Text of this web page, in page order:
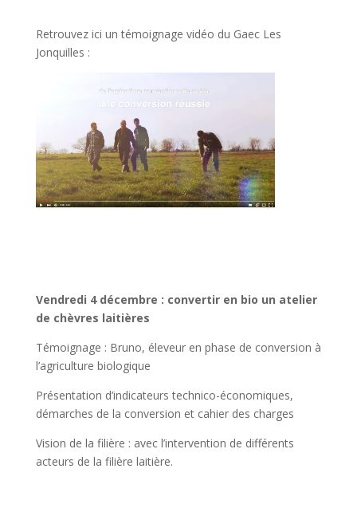
Retrouvez ici un témoignage vidéo du Gaec Les
Jonquilles :
Vendredi 4 décembre : convertir en bio un atelier
de chèvres laitières
Témoignage : Bruno, éleveur en phase de conversion à
l’agriculture biologique
Présentation d’indicateurs technico-économiques,
démarches de la conversion et cahier des charges
Vision de la filière : avec l’intervention de différents
acteurs de la filière laitière.